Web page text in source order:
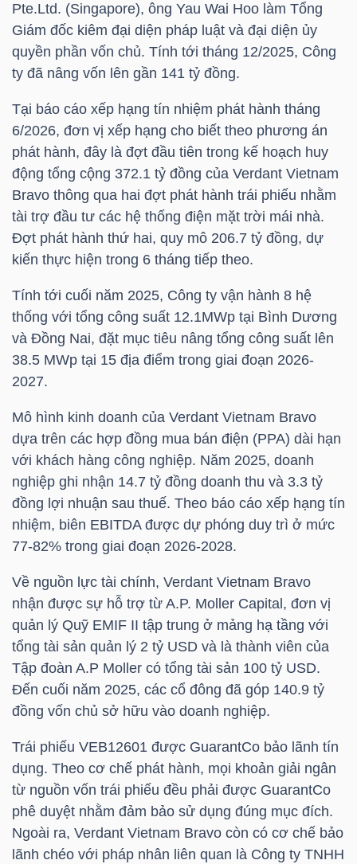
Pte.Ltd. (Singapore), ông Yau Wai Hoo làm Tổng
Giám đốc kiêm đại diện pháp luật và đại diện ủy
quyền phần vốn chủ. Tính tới tháng 12/2025, Công
ty đã nâng vốn lên gần 141 tỷ đồng.
Tại báo cáo xếp hạng tín nhiệm phát hành tháng
6/2026, đơn vị xếp hạng cho biết theo phương án
phát hành, đây là đợt đầu tiên trong kế hoạch huy
động tổng cộng 372.1 tỷ đồng của Verdant Vietnam
Bravo thông qua hai đợt phát hành trái phiếu nhằm
tài trợ đầu tư các hệ thống điện mặt trời mái nhà.
Đợt phát hành thứ hai, quy mô 206.7 tỷ đồng, dự
kiến thực hiện trong 6 tháng tiếp theo.
Tính tới cuối năm 2025, Công ty vận hành 8 hệ
thống với tổng công suất 12.1MWp tại Bình Dương
và Đồng Nai, đặt mục tiêu nâng tổng công suất lên
38.5 MWp tại 15 địa điểm trong giai đoạn 2026-
2027.
Mô hình kinh doanh của Verdant Vietnam Bravo
dựa trên các hợp đồng mua bán điện (PPA) dài hạn
với khách hàng công nghiệp. Năm 2025, doanh
nghiệp ghi nhận 14.7 tỷ đồng doanh thu và 3.3 tỷ
đồng lợi nhuận sau thuế. Theo báo cáo xếp hạng tín
nhiệm, biên EBITDA được dự phóng duy trì ở mức
77-82% trong giai đoạn 2026-2028.
Về nguồn lực tài chính, Verdant Vietnam Bravo
nhận được sự hỗ trợ từ A.P. Moller Capital, đơn vị
quản lý Quỹ EMIF II tập trung ở mảng hạ tầng với
tổng tài sản quản lý 2 tỷ USD và là thành viên của
Tập đoàn A.P Moller có tổng tài sản 100 tỷ USD.
Đến cuối năm 2025, các cổ đông đã góp 140.9 tỷ
đồng vốn chủ sở hữu vào doanh nghiệp.
Trái phiếu VEB12601 được GuarantCo bảo lãnh tín
dụng. Theo cơ chế phát hành, mọi khoản giải ngân
từ nguồn vốn trái phiếu đều phải được GuarantCo
phê duyệt nhằm đảm bảo sử dụng đúng mục đích.
Ngoài ra, Verdant Vietnam Bravo còn có cơ chế bảo
lãnh chéo với pháp nhân liên quan là Công ty TNHH
GIỚI
ĐÔNG
DƯƠNG
TÀI
CHÍNH
CÁ
NHÂN
PHÂN
TÍCH
VIETSTOCKFINANCE
VĨ
MÔ
NGÀNH
DOANH
NGHIỆP
PHIẾU
PHÁI